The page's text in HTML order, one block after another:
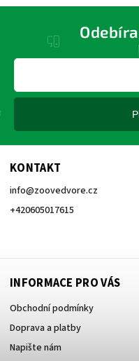
KONTAKT
info@zoovedvore.cz
+420605017615
INFORMACE PRO VÁS
Obchodní podmínky
Doprava a platby
Napište nám